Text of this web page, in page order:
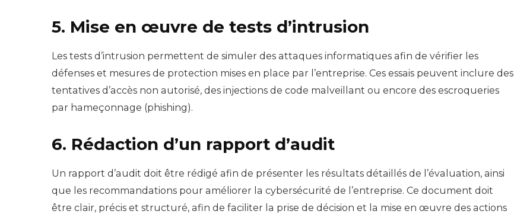
5. Mise en œuvre de tests d’intrusion
Les tests d’intrusion permettent de simuler des attaques informatiques afin de vérifier les
défenses et mesures de protection mises en place par l’entreprise. Ces essais peuvent inclure des
tentatives d’accès non autorisé, des injections de code malveillant ou encore des escroqueries
par hameçonnage (phishing).
6. Rédaction d’un rapport d’audit
Un rapport d’audit doit être rédigé afin de présenter les résultats détaillés de l’évaluation, ainsi
que les recommandations pour améliorer la cybersécurité de l’entreprise. Ce document doit
être clair, précis et structuré, afin de faciliter la prise de décision et la mise en œuvre des actions